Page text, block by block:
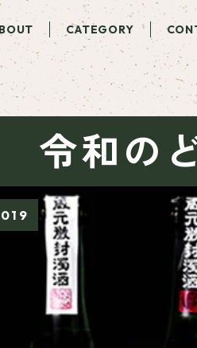
CATEGORY
令和の